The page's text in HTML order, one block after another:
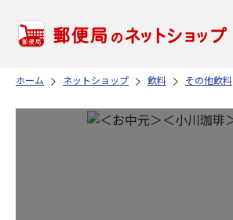
ホーム ネットショップ 飲料 その他飲料